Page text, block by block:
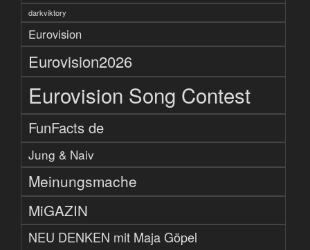
darkviktory
Eurovision
Eurovision2026
Eurovision Song Contest
FunFacts de
Jung & Naiv
Meinungsmache
MiGAZIN
NEU DENKEN mit Maja Göpel